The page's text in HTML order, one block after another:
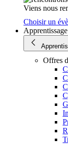
Viens nous
Choisir un
Apprentissage
Offres